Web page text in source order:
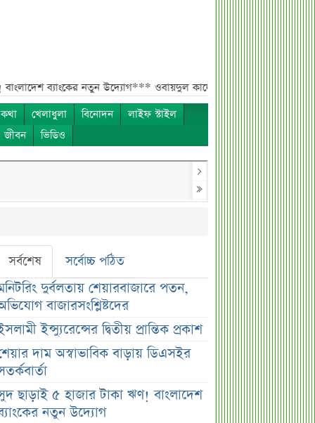
নতুন উদ্যোগ*** ওবায়দুল কাদেরের কথিত নির্দেশের কল রেকর্ড এখন
খেলাধুলা বিনোদন
লাইফ স্টাইল
জীবন ভিডিও
সর্বশেষ সর্বোচ্চ পঠিত
দুর্বলতায় শেয়ারবাজারে পতন,
বাজারসংশ্লিষ্টদের
ইন্স্যুরেন্সের দ্বিতীয় প্রান্তিক প্রকাশ
দাম অস্বাভাবিক বাড়ায় ডিএসইর
ছাড়াই ৫ হাজার টাকা ঋণ! বাংলাদেশ
নতুন উদ্যোগ